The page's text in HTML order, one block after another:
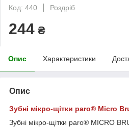
Код: 440
Роздріб
244 ₴
Опис Характеристики
Опис
Зубні мікро-щітки paro® Micro
Зубні мікро-щітки paro® MICRO